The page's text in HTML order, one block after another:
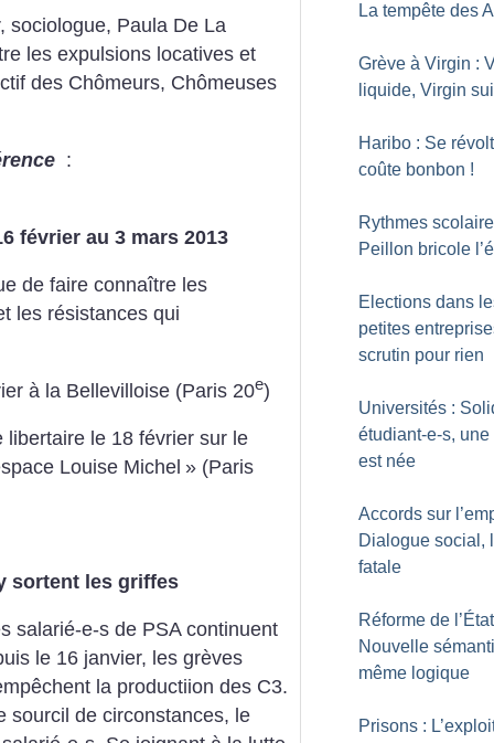
sociologue, Paula De La
les expulsions locatives et
des Chômeurs, Chômeuses
:
février au 3 mars 2013
de faire connaître les
les résistances qui
à la Bellevilloise (Paris 20e)
libertaire le 18 février sur le
Louise Michel » (Paris
sortent les griffes
salarié-e-s de PSA continuent
le 16 janvier, les grèves
la productiion des C3.
sourcil de circonstances, le
La tempête des
Grève à Virgin :
liquide, Virgin
Haribo : Se
coûte bonbon !
Rythmes
Peillon bricole
Elections dans
petites
scrutin pour rien
Universités :
étudiant-e-s, une
est née
Accords sur
Dialogue social,
fatale
Réforme de
Nouvelle
même logique
Prisons :